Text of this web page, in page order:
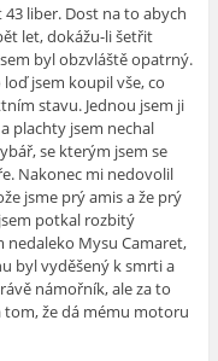
liber. Dost na to abych
let, dokážu-li šetřit
byl obzvláště opatrný.
jsem koupil vše, co
stavu. Jednou jsem ji
plachty jsem nechal
se kterým jsem se
Nakonec mi nedovolil
jsme prý amis a že prý
potkal rozbitý
Mysu Camaret,
byl vyděšený k smrti a
námořník, ale za to
tom, že dá mému motoru